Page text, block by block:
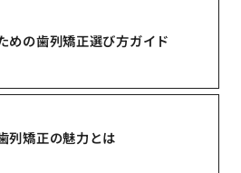
めの歯列矯正選び方ガイド
列矯正の魅力とは